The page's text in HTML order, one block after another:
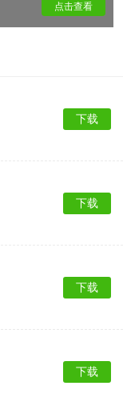
点击查看
下载
下载
下载
下载